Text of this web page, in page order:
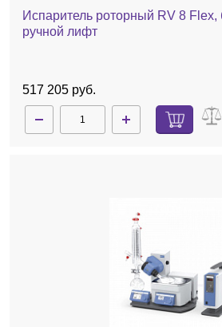
Испаритель роторный RV 8 Flex,
ручной лифт
517 205 руб.